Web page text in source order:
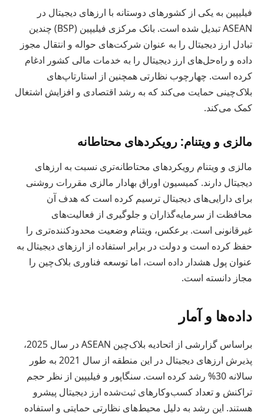
فیلیپین به یکی از کشورهای دوستانه با ارزهای دیجیتال در
ASEAN تبدیل شده است. بانک مرکزی فیلیپین (BSP) چندین
تبادل ارز دیجیتال را به عنوان شرکت‌های حواله و انتقال مجوز
داده و راه‌حل‌های ارز دیجیتال را به خدمات مالی کشور ادغام
کرده است. چهارچوب نظارتی همچنین از استارتاپ‌های
بلاک‌چینی حمایت می‌کند که به رشد اقتصادی و افزایش اشتغال
کمک می‌کند.
مالزی و ویتنام: رویکردهای محتاطانه
مالزی و ویتنام رویکردهای محتاطانه‌تری نسبت به ارزهای
دیجیتال دارند. کمیسیون اوراق بهادار مالزی مقررات روشنی
برای دارایی‌های دیجیتال ترسیم کرده است که هدف آن
محافظت از سرمایه‌گذاران و جلوگیری از فعالیت‌های
غیرقانونی است. برعکس، ویتنام وضعیت محدودکننده‌تری را
حفظ کرده است و دولت در برابر استفاده از ارزهای دیجیتال به
عنوان پول هشدار داده است، اما توسعه فناوری بلاک‌چین را
مجاز دانسته است.
داده‌ها و آمار
براساس گزارشی از اتحادیه بلاک‌چین ASEAN در سال 2025،
پذیرش ارزهای دیجیتال در این منطقه از سال 2021 به طور
سالانه 30% رشد کرده است. سنگاپور و فیلیپین از نظر حجم
تراکنش و تعداد کسب‌وکارهای ثبت‌شده ارز دیجیتال پیشرو
هستند. این رشد به دلیل محیط‌های نظارتی حمایتی و استفاده